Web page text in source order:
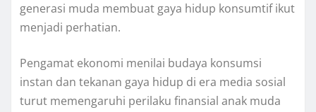
generasi muda membuat gaya hidup konsumtif ikut
menjadi perhatian.
Pengamat ekonomi menilai budaya konsumsi
instan dan tekanan gaya hidup di era media sosial
turut memengaruhi perilaku finansial anak muda